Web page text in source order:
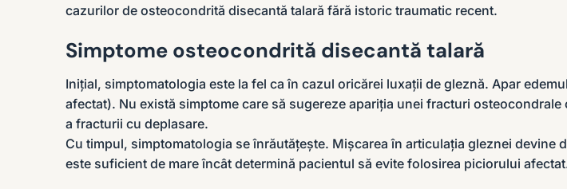
cazurilor de osteocondrită disecantă talară fără istoric traumatic recent.
Simptome osteocondrită disecantă talară
Inițial, simptomatologia este la fel ca în cazul oricărei luxații de gleznă. Apar
afectat). Nu există simptome care să sugereze apariția unei fracturi
a fracturii cu deplasare.
Cu timpul, simptomatologia se înrăutățește. Mișcarea în articulația gleznei
este suficient de mare încât determină pacientul să evite folosirea piciorului